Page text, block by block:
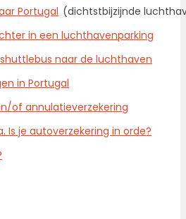
Portugal (dichtstbijzijnde
in een luchthavenparking
naar de luchthaven
in Portugal
of annulatieverzekering
Is je autoverzekering in orde?